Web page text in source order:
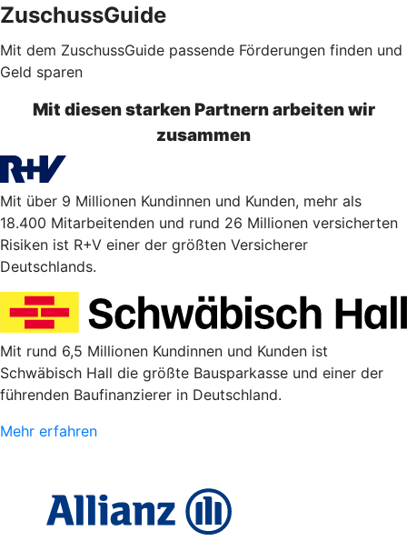
ZuschussGuide
Mit dem ZuschussGuide passende Förderungen finden und
Geld sparen
Mit diesen starken Partnern arbeiten wir
zusammen
Mit über 9 Millionen Kundinnen und Kunden, mehr als
18.400 Mitarbeitenden und rund 26 Millionen versicherten
Risiken ist R+V einer der größten Versicherer
Deutschlands.
Mit rund 6,5 Millionen Kundinnen und Kunden ist
Schwäbisch Hall die größte Bausparkasse und einer der
führenden Baufinanzierer in Deutschland.
Mehr erfahren